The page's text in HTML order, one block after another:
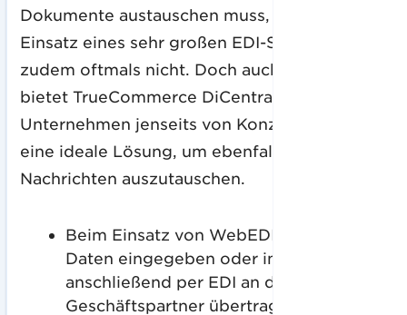
Dokumente austauschen muss, lohnt sich der
Einsatz eines sehr großen EDI-Systems
zudem oftmals nicht. Doch auch für KMU
bietet TrueCommerce DiCentral
Unternehmen jenseits von Konzerngrößen
eine ideale Lösung, um ebenfalls per EDI
Nachrichten auszutauschen.
Beim Einsatz von WebEDI werden die
Daten eingegeben oder importiert und
anschließend per EDI an den
Geschäftspartner übertragen. Dadurch